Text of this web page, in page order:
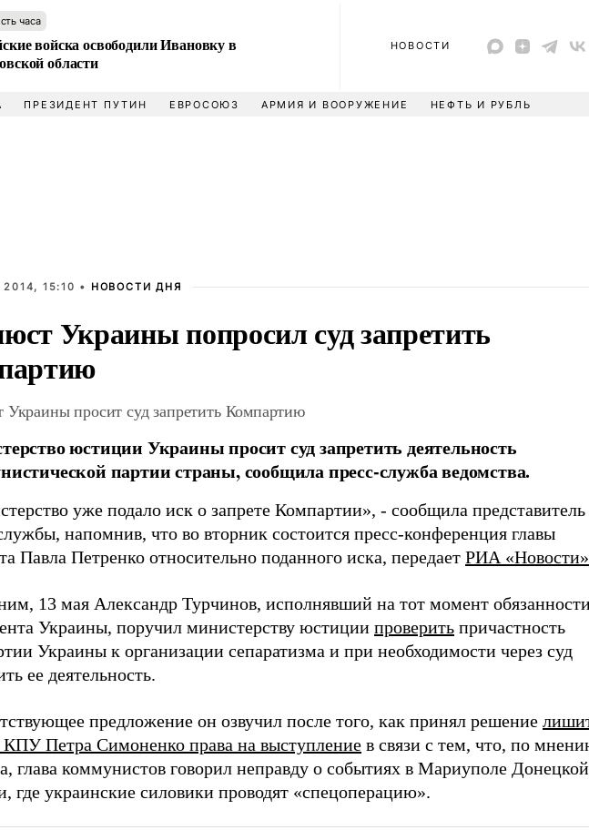
часа
войска освободили Ивановку в
области
НОВОСТИ
ПРЕЗИДЕНТ ПУТИН ЕВРОСОЮЗ АРМИЯ И ВООРУЖЕНИЕ НЕФТЬ И РУБЛЬ
15:10 • НОВОСТИ ДНЯ
Украины попросил суд запретить
просит суд запретить Компартию
юстиции Украины просит суд запретить деятельность
партии страны, сообщила пресс-служба ведомства.
уже подало иск о запрете Компартии», - сообщила представитель
напомнив, что во вторник состоится пресс-конференция главы
Павла Петренко относительно поданного иска, передает РИА «Новости»
13 мая Александр Турчинов, исполнявший на тот момент
Украины, поручил министерству юстиции проверить причастность
Украины к организации сепаратизма и при необходимости через суд
ее деятельность.
предложение он озвучил после того, как принял решение
КПУ Петра Симоненко права на выступление в связи с тем, что, по
глава коммунистов говорил неправду о событиях в Мариуполе Донецкой
где украинские силовики проводят «спецоперацию».